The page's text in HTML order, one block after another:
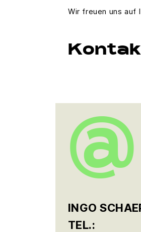
Wir freuen uns auf
INGO
TEL.: